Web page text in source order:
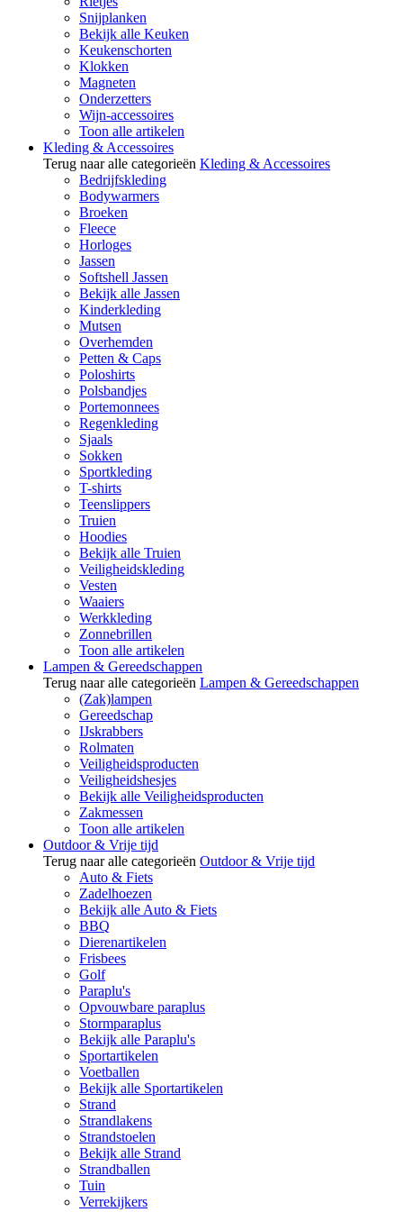
Snijplanken
Bekijk alle Keuken
Keukenschorten
Klokken
Magneten
Onderzetters
Wijn-accessoires
Toon alle artikelen
Kleding & Accessoires
Terug naar alle categorieën Kleding & Accessoires
Bedrijfskleding
Bodywarmers
Broeken
Fleece
Horloges
Jassen
Softshell Jassen
Bekijk alle Jassen
Kinderkleding
Mutsen
Overhemden
Petten & Caps
Poloshirts
Polsbandjes
Portemonnees
Regenkleding
Sjaals
Sokken
Sportkleding
T-shirts
Teenslippers
Truien
Hoodies
Bekijk alle Truien
Veiligheidskleding
Vesten
Waaiers
Werkkleding
Zonnebrillen
Toon alle artikelen
Lampen & Gereedschappen
Terug naar alle categorieën Lampen & Gereedschappen
(Zak)lampen
Gereedschap
IJskrabbers
Rolmaten
Veiligheidsproducten
Veiligheidshesjes
Bekijk alle Veiligheidsproducten
Zakmessen
Toon alle artikelen
Outdoor & Vrije tijd
Terug naar alle categorieën Outdoor & Vrije tijd
Auto & Fiets
Zadelhoezen
Bekijk alle Auto & Fiets
BBQ
Dierenartikelen
Frisbees
Golf
Paraplu's
Opvouwbare paraplus
Stormparaplus
Bekijk alle Paraplu's
Sportartikelen
Voetballen
Bekijk alle Sportartikelen
Strand
Strandlakens
Strandstoelen
Bekijk alle Strand
Strandballen
Tuin
Verrekijkers